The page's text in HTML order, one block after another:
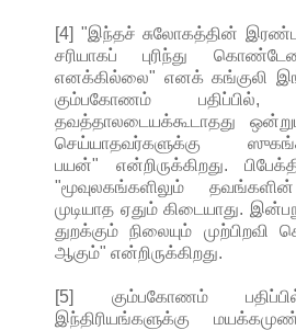
[4] "இந்தச் சுலோகத்தின்
சரியாகப் புரிந்து
எனக்கில்லை" எனக் கங்குலி
கும்பகோணம் பதிப்பில்,
தவத்தாலடையக்கூடாதது
செய்யாதவர்களுக்கு
பயன்" என்றிருக்கிறது.
"மூவுலகங்களிலும்
முடியாத ஏதும் கிடையாது.
துறக்கும் நிலையும்
ஆகும்" என்றிருக்கிறது.
[5] கும்பகோணம்
இந்திரியங்களுக்கு